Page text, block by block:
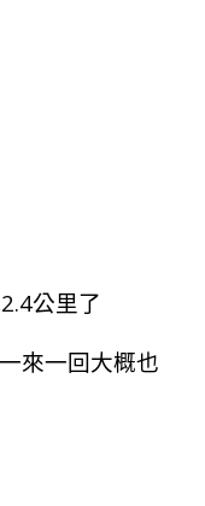
公里了
來一回大概也